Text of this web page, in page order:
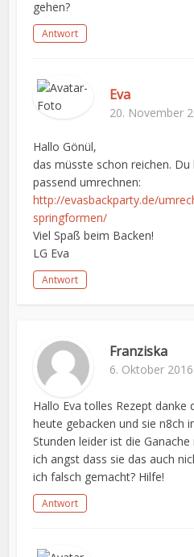
gehen?
Antwort
Eva
20. November
Hallo Gönül,
das müsste schon reichen.
passend umrechnen:
http://evasbackparty.de/
springformen/
Viel Spaß beim Backen!
LG Eva
Antwort
Franziska
6. Oktober
Hallo Eva tolles Rezept danke
heute gebacken und sie n8ch
Stunden leider ist die
ich angst dass sie das auch
ich falsch gemacht? Hilfe!
Antwort